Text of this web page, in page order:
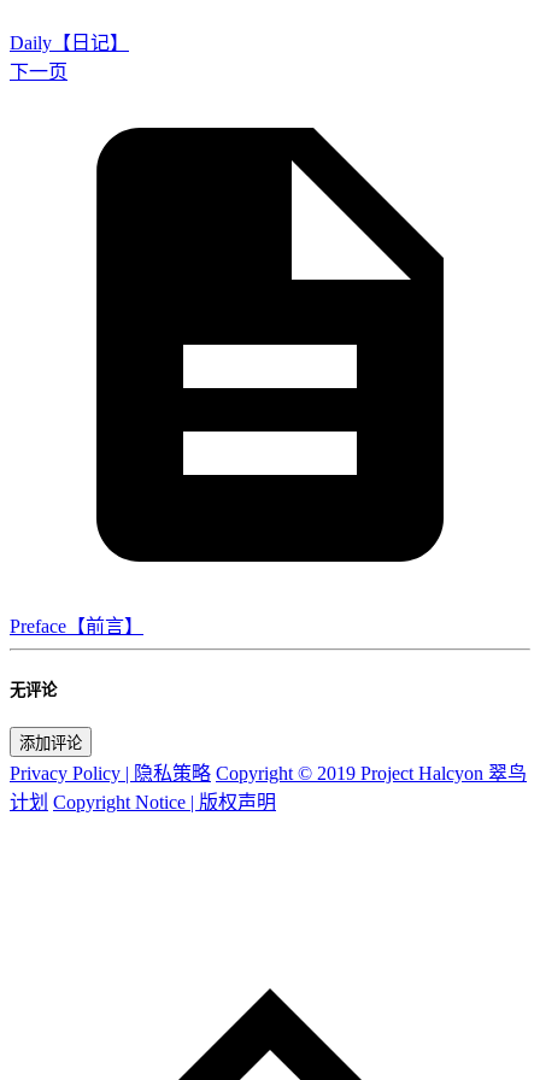
Daily【日记】
下一页
Preface【前言】
无评论
添加评论
Privacy Policy | 隐私策略 Copyright © 2019 Project Halcyon 翠鸟
计划 Copyright Notice | 版权声明